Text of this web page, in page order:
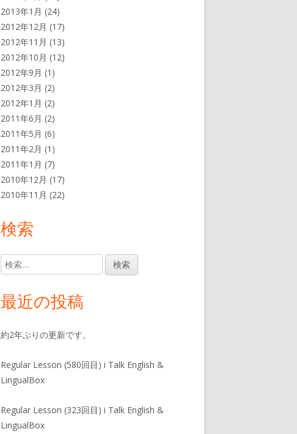
2013年1月 (24)
2012年12月 (17)
2012年11月 (13)
2012年10月 (12)
2012年9月 (1)
2012年3月 (2)
2012年1月 (2)
2011年6月 (2)
2011年5月 (6)
2011年2月 (1)
2011年1月 (7)
2010年12月 (17)
2010年11月 (22)
検索
検
索:
最近の投稿
約2年ぶりの更新です。
Regular Lesson (580回目) i Talk English &
LingualBox
Regular Lesson (323回目) i Talk English &
LingualBox